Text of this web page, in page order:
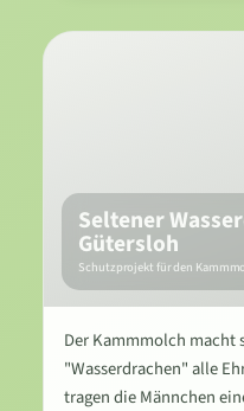
Seltener
Gütersloh
Schutzprojekt für den
Der Kammmolch macht
"Wasserdrachen" alle
tragen die Männchen